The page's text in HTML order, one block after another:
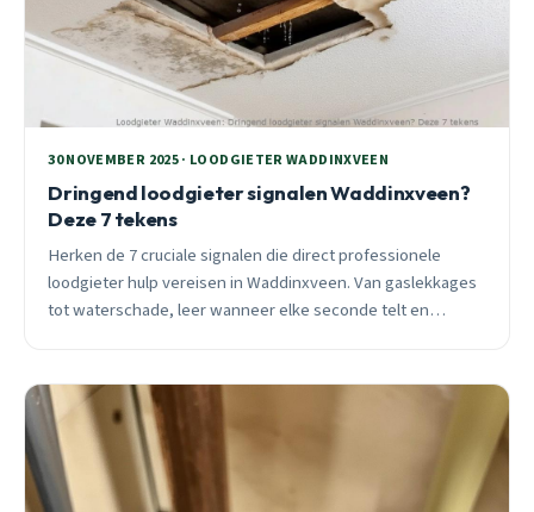
30 NOVEMBER 2025 · LOODGIETER WADDINXVEEN
Dringend loodgieter signalen Waddinxveen?
Deze 7 tekens
Herken de 7 cruciale signalen die direct professionele
loodgieter hulp vereisen in Waddinxveen. Van gaslekkages
tot waterschade, leer wanneer elke seconde telt en